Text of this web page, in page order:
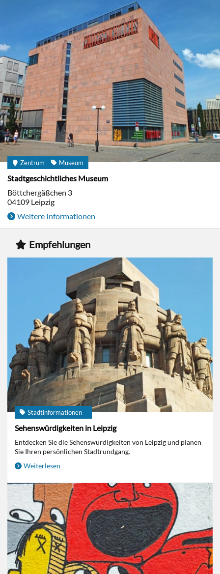
Zentrum Museum
Stadtgeschichtliches Museum
Böttchergäßchen 3
04109 Leipzig
Weitere Informationen
Empfehlungen
Stadtinformationen
Sehenswürdigkeiten in Leipzig
Entdecken Sie die Sehenswürdigkeiten von Leipzig und planen
Sie Ihren persönlichen Stadtrundgang.
Weiterlesen